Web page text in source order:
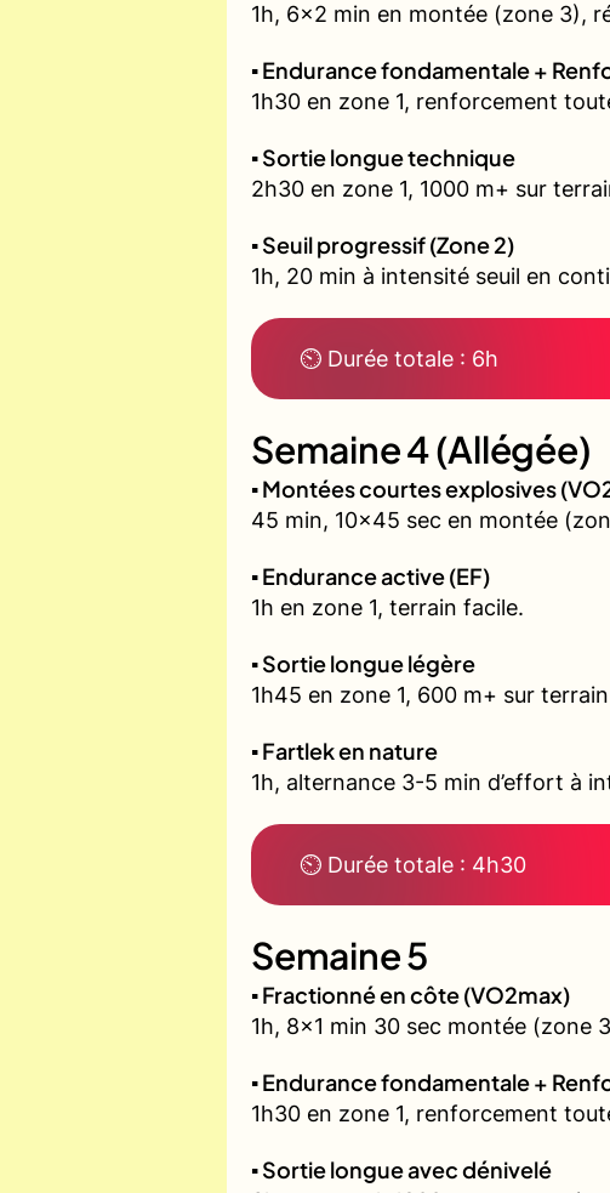
1h, 6x2 min en montée (zone 3),
▪️ Endurance fondamentale +
1h30 en zone 1, renforcement
▪️ Sortie longue technique
2h30 en zone 1, 1000 m+ sur
▪️ Seuil progressif (Zone 2)
1h, 20 min à intensité seuil en
⏲ Durée totale : 6h
Semaine 4 (Allégée)
▪️ Montées courtes explosives
45 min, 10x45 sec en montée
▪️ Endurance active (EF)
1h en zone 1, terrain facile.
▪️ Sortie longue légère
1h45 en zone 1, 600 m+ sur
▪️ Fartlek en nature
1h, alternance 3-5 min d’effort à
⏲ Durée totale : 4h30
Semaine 5
▪️ Fractionné en côte (VO2max)
1h, 8x1 min 30 sec montée (zone
▪️ Endurance fondamentale +
1h30 en zone 1, renforcement
▪️ Sortie longue avec dénivelé